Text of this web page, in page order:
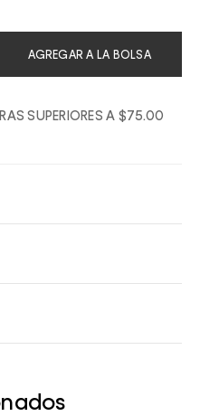
AGREGAR A LA BOLSA
SUPERIORES A $75.00